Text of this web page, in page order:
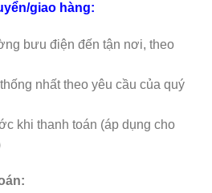
giao hàng:
bưu điện đến tận nơi, theo
nhất theo yêu cầu của quý
khi thanh toán (áp dụng cho